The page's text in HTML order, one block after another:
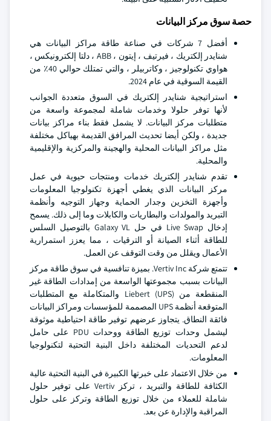
حصة سوق مركز البيانات
أفضل 7 شركات في صناعة طاقة مراكز البيانات هي
شنايدر إلكتريك ، فيرتيف ، إيتون ، ABB ، دلتا إلكترونيكس ،
هواوي تكنولوجيز ، وكاتربيلر ، والتي تمتلك حوالي 40٪ من
القيمة السوقية في عام 2024.
استراتيجية شنايدر إلكتريك في السوق متعددة الجوانب
لأنها توفر حلولا وخدمات شاملة لمجموعة واسعة من
متطلبات مركز البيانات. لا يشمل فقط بناء مراكز بيانات
جديدة ، ولكن أيضا تحديث المرافق القديمة بهياكل مختلفة
مثل مراكز البيانات المحلية والهجينة والمركزية والإقليمية
والمحلية.
تقدم شنايدر إلكتريك خدمات ومنتجات حيوية في عمل
مركز البيانات الذي يغطي أجهزة تكنولوجيا المعلومات
وأجهزة التخزين وجدار الحماية وجهاز التوجيه وأنظمة
التبريد والمولدات والبطاريات والكابلات وما إلى ذلك. يسمح
إدخال Live Swap في حل Galaxy VL بالتوصيل السلس
للطاقة أثناء الصيانة أو الترقيات ، مما يعزز استمرارية
الأعمال ويقلل من وقت التوقف عن العمل.
تتمتع شركة Vertiv Inc. بميزة تنافسية في سوق طاقة مركز
البيانات بسبب مجموعتها الواسعة من إمدادات الطاقة غير
المنقطعة من Liebert (UPS) والمتكاملة مع المتطلبات
المتوقعة أنظمة UPS المصممة للمؤسسات ومراكز البيانات
فائقة النطاق. يتجاوز عرضهم توفير طاقة احتياطية موثوقة
ليشمل وحدات توزيع الطاقة ووحدات PDU على حامل
لدعم التحديات المختلفة داخل البنية التحتية لتكنولوجيا
المعلومات.
من خلال الاعتماد على خبرتها الكبيرة في البنية التحتية عالية
الكثافة للطاقة والتبريد ، تركز Vertiv على توفير حلول
شاملة للعملاء من خلال توزيع الطاقة وتركز على حلول
المراقبة والإدارة عن بعد.